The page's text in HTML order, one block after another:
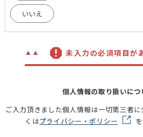
いいえ
未入力の必須項目が
個人情報の取り扱いにつ
ご入力頂きました個人情報は一切第三者
くはプライバシー・ポリシー